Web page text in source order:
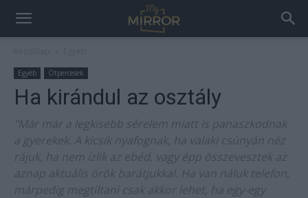
Egyéb Ötpercesek
Ha kirándul az osztály
"Már már a legkisebb sérelem miatt is panaszkodnak
a gyerekek. A kicsik nyafognak, ha valaki csúnyán néz
rájuk, ha nem ízlik az ebéd, vagy épp összevesztek az
aznap aktuális örök barátjukkal. Ha van náluk telefon,
márpedig megtiltani csak akkor lehet, ha egy-egy